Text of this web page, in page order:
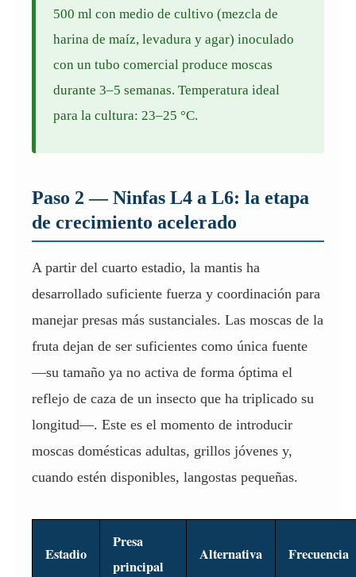
500 ml con medio de cultivo (mezcla de
harina de maíz, levadura y agar) inoculado
con un tubo comercial produce moscas
durante 3–5 semanas. Temperatura ideal
para la cultura: 23–25 °C.
Paso 2 — Ninfas L4 a L6: la etapa
de crecimiento acelerado
A partir del cuarto estadio, la mantis ha
desarrollado suficiente fuerza y coordinación para
manejar presas más sustanciales. Las moscas de la
fruta dejan de ser suficientes como única fuente
—su tamaño ya no activa de forma óptima el
reflejo de caza de un insecto que ha triplicado su
longitud—. Este es el momento de introducir
moscas domésticas adultas, grillos jóvenes y,
cuando estén disponibles, langostas pequeñas.
Estadio
Presa
principal
Alternativa Frecuencia